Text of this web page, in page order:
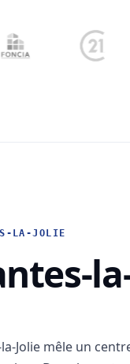
LA-JOLIE
Jolie mêle un